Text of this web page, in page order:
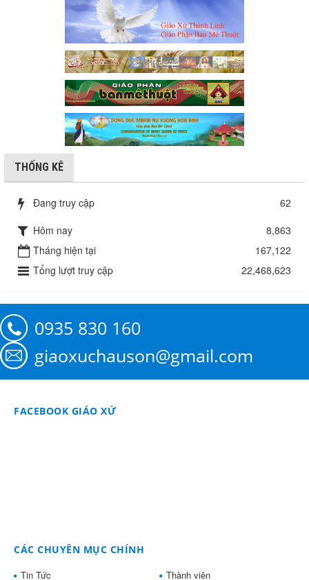
THỐNG KÊ
Đang truy cập
62
Hôm nay
8,863
Tháng hiện tại
167,122
Tổng lượt truy cập
22,468,623
0935 830 160
giaoxuchauson@gmail.com
FACEBOOK GIÁO XỨ
CÁC CHUYÊN MỤC CHÍNH
Tin Tức
Thành viên